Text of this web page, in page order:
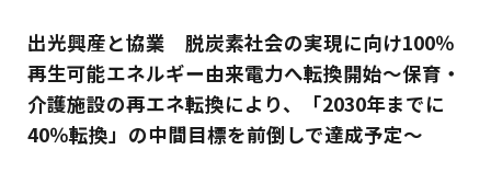
出光興産と協業 脱炭素社会の実現に向け100％
再生可能エネルギー由来電力へ転換開始～保育・
介護施設の再エネ転換により、「2030年までに
40％転換」の中間目標を前倒しで達成予定～